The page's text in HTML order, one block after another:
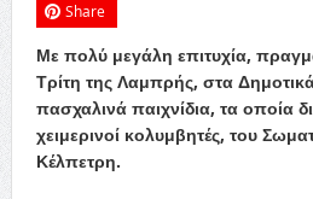
Share
Με πολύ μεγάλη επιτυχία,
Τρίτη της Λαμπρής, στα
πασχαλινά παιχνίδια, τα οποία
χειμερινοί κολυμβητές, του
Κέλπετρη.